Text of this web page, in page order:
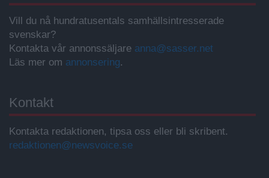
Vill du nå hundratusentals samhällsintresserade
svenskar?
Kontakta vår annonssäljare anna@sasser.net
Läs mer om annonsering.
Kontakt
Kontakta redaktionen, tipsa oss eller bli skribent.
redaktionen@newsvoice.se